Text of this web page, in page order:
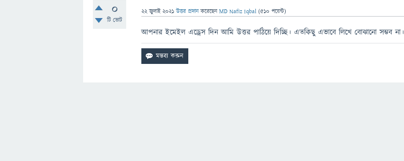
0
টি ভোট
22 জুলাই 2021 উত্তর প্রদান করেছেনMD Nafiz Iqbal (510 পয়েন্ট)
আপনার ইমেইল এড্রেস দিন আমি উত্তর পাঠিয়ে দিচ্ছি। এতকিছু এভাবে লিখে বোঝানো সম্ভব না।